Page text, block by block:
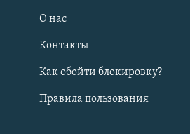
О нас
Контакты
Как обойти блокировку?
Правила пользования